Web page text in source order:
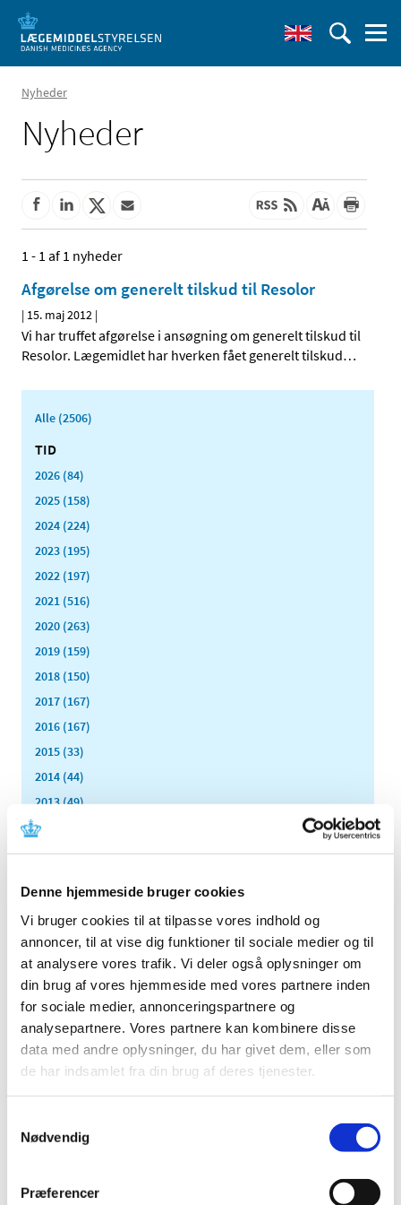
Denne hjemmeside bruger cookies
Vi bruger cookies til at tilpasse vores indhold og
annoncer, til at vise dig funktioner til sociale medier og til
at analysere vores trafik. Vi deler også oplysninger om
din brug af vores hjemmeside med vores partnere inden
for sociale medier, annonceringspartnere og
analysepartnere. Vores partnere kan kombinere disse
data med andre oplysninger, du har givet dem, eller som
de har indsamlet fra din brug af deres tjenester.
Nødvendig
Præferencer
Nyheder
Nyheder
1 - 1 af 1 nyheder
Afgørelse om generelt tilskud til Resolor
| 15. maj 2012 |
Vi har truffet afgørelse i ansøgning om generelt tilskud til
Resolor. Lægemidlet har hverken fået generelt tilskud…
Alle (2506)
TID
2026 (84)
2025 (158)
2024 (224)
2023 (195)
2022 (197)
2021 (516)
2020 (263)
2019 (159)
2018 (150)
2017 (167)
2016 (167)
2015 (33)
2014 (44)
2013 (49)
2012 (44)
december (2)
oktober (4)
september (7)
august (1)
juli (5)
juni (3)
maj (1)
april (3)
marts (3)
2011 (13)